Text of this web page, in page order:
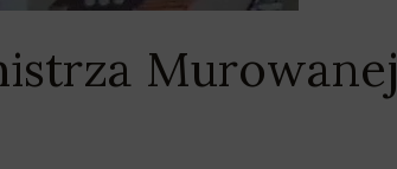
Murowanej